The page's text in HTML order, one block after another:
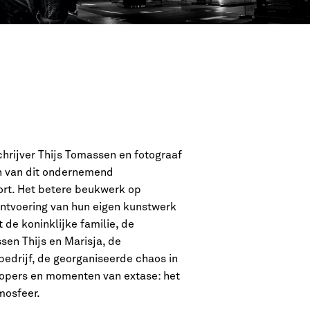
Thijs Tomassen en fotograaf
van dit ondernemend
Het betere beukwerk op
van hun eigen kunstwerk
de koninklijke familie, de
Thijs en Marisja, de
de georganiseerde chaos in
en momenten van extase: het